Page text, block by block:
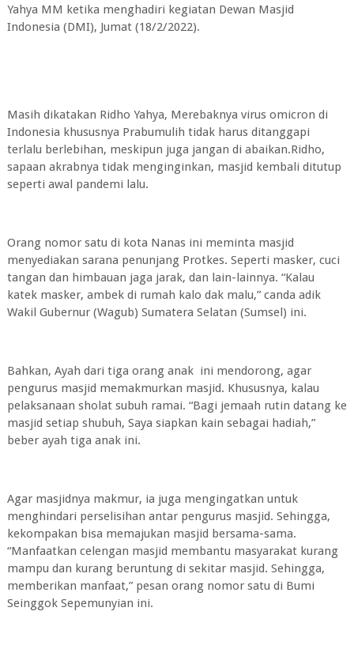
Yahya MM ketika menghadiri kegiatan Dewan Masjid
Indonesia (DMI), Jumat (18/2/2022).
Masih dikatakan Ridho Yahya, Merebaknya virus omicron di
Indonesia khususnya Prabumulih tidak harus ditanggapi
terlalu berlebihan, meskipun juga jangan di abaikan.Ridho,
sapaan akrabnya tidak menginginkan, masjid kembali ditutup
seperti awal pandemi lalu.
Orang nomor satu di kota Nanas ini meminta masjid
menyediakan sarana penunjang Protkes. Seperti masker, cuci
tangan dan himbauan jaga jarak, dan lain-lainnya. “Kalau
katek masker, ambek di rumah kalo dak malu,” canda adik
Wakil Gubernur (Wagub) Sumatera Selatan (Sumsel) ini.
Bahkan, Ayah dari tiga orang anak ini mendorong, agar
pengurus masjid memakmurkan masjid. Khususnya, kalau
pelaksanaan sholat subuh ramai. “Bagi jemaah rutin datang ke
masjid setiap shubuh, Saya siapkan kain sebagai hadiah,”
beber ayah tiga anak ini.
Agar masjidnya makmur, ia juga mengingatkan untuk
menghindari perselisihan antar pengurus masjid. Sehingga,
kekompakan bisa memajukan masjid bersama-sama.
“Manfaatkan celengan masjid membantu masyarakat kurang
mampu dan kurang beruntung di sekitar masjid. Sehingga,
memberikan manfaat,” pesan orang nomor satu di Bumi
Seinggok Sepemunyian ini.